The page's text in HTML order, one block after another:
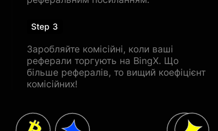
Step 3
Заробляйте комісійні, коли ваші
реферали торгують на BingX. Що
більше рефералів, то вищий коефіцієнт
комісійних!